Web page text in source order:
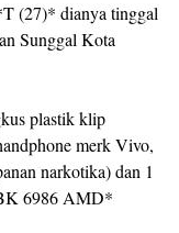
(27)* dianya tinggal
Sunggal Kota
plastik klip
merk Vivo,
narkotika) dan 1
6986 AMD*